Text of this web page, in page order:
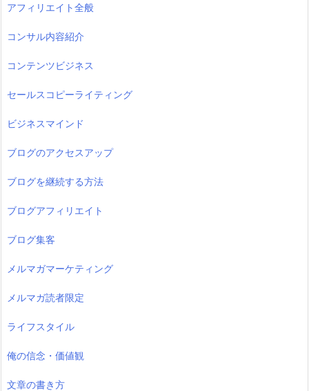
アフィリエイト全般
コンサル内容紹介
コンテンツビジネス
セールスコピーライティング
ビジネスマインド
ブログのアクセスアップ
ブログを継続する方法
ブログアフィリエイト
ブログ集客
メルマガマーケティング
メルマガ読者限定
ライフスタイル
俺の信念・価値観
文章の書き方